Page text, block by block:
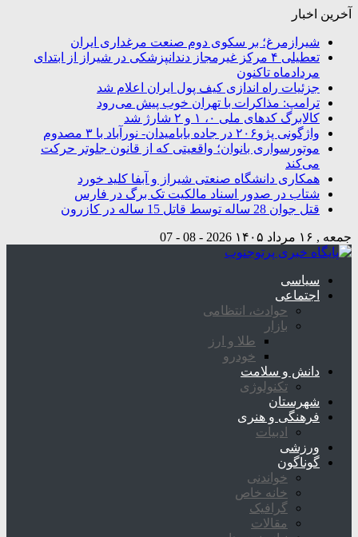
آخرین اخبار
شیرازمرغ؛ بر سکوی دوم صنعت مرغداری ایران
تعطیلی ۴ مرکز غیرمجاز دندانپزشکی در شیراز از ابتدای
مردادماه تاکنون
جزئیات راه اندازی کیف پول ایران اعلام شد
ترامپ: مذاکرات با تهران خوب پیش می‌رود
کالابرگ کدهای ملی ۰، ۱ و ۲ شارژ شد
واژگونی پژو۲۰۶ در جاده بابامیدان- نورآباد با ۳ مصدوم
موتورسواری بانوان؛ واقعیتی که از قانون جلوتر حرکت
می‌کند
همکاری دانشگاه صنعتی شیراز و آبفا کلید خورد
شتاب در صدور اسناد مالکیت تک برگ در فارس
قتل جوان 28 ساله توسط قاتل 15 ساله در کازرون
جمعه , ۱۶ مرداد ۱۴۰۵ 2026 - 08 - 07
سیاسی
اجتماعی
حوادث، انتظامی
بازار
طلا و ارز
خودرو
دانش و سلامت
تکنولوژی
شهرستان
فرهنگی و هنری
ادبیات
ورزشی
گوناگون
خواندنی
خانه خاص
گرافیک
مقالات